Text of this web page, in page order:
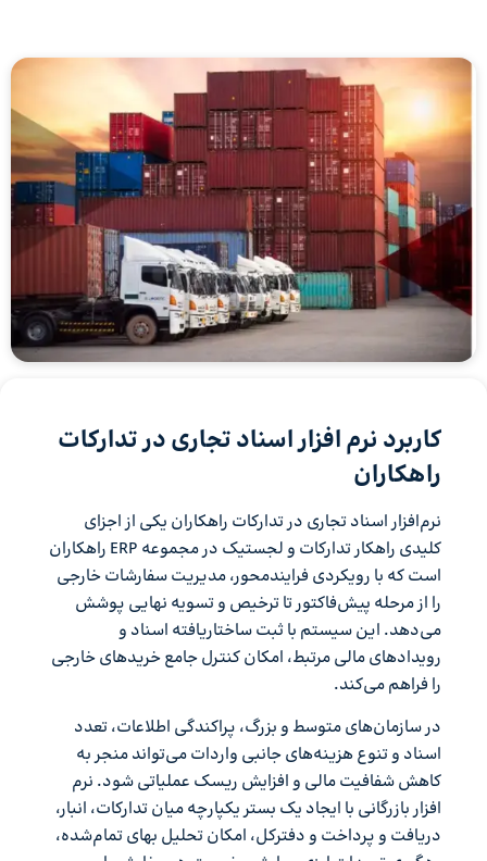
کاربرد نرم افزار اسناد تجاری در تدارکات
راهکاران
نرم‌افزار اسناد تجاری در تدارکات راهکاران یکی از اجزای
کلیدی راهکار تدارکات و لجستیک در مجموعه ERP راهکاران
است که با رویکردی فرایندمحور، مدیریت سفارشات خارجی
را از مرحله پیش‌فاکتور تا ترخیص و تسویه نهایی پوشش
می‌دهد. این سیستم با ثبت ساختاریافته اسناد و
رویدادهای مالی مرتبط، امکان کنترل جامع خریدهای خارجی
را فراهم می‌کند.
در سازمان‌های متوسط و بزرگ، پراکندگی اطلاعات، تعدد
اسناد و تنوع هزینه‌های جانبی واردات می‌تواند منجر به
کاهش شفافیت مالی و افزایش ریسک عملیاتی شود. نرم
افزار بازرگانی با ایجاد یک بستر یکپارچه میان تدارکات، انبار،
دریافت و پرداخت و دفترکل، امکان تحلیل بهای تمام‌شده،